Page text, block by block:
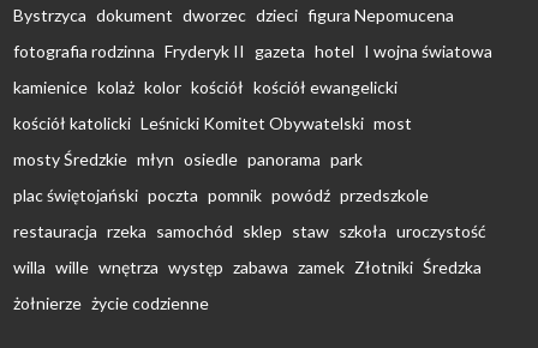
Bystrzyca dokument dworzec dzieci figura Nepomucena
fotografia rodzinna Fryderyk II gazeta hotel I wojna światowa
kamienice kolaż kolor kościół kościół ewangelicki
kościół katolicki Leśnicki Komitet Obywatelski most
mosty Średzkie młyn osiedle panorama park
plac świętojański poczta pomnik powódź przedszkole
restauracja rzeka samochód sklep staw szkoła uroczystość
willa wille wnętrza występ zabawa zamek Złotniki Średzka
żołnierze życie codzienne